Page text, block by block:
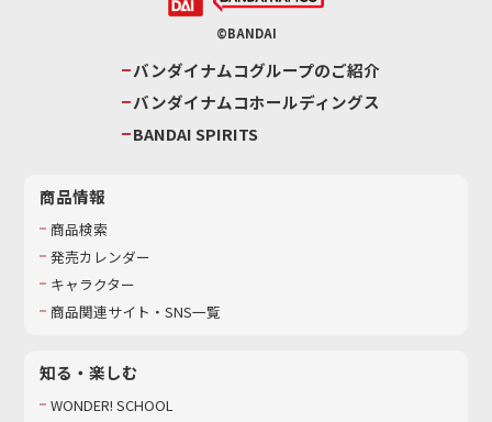
©BANDAI
バンダイナムコグループのご紹介
バンダイナムコホールディングス
BANDAI SPIRITS
商品情報
商品検索
発売カレンダー
キャラクター
商品関連サイト・SNS一覧
知る・楽しむ
WONDER! SCHOOL